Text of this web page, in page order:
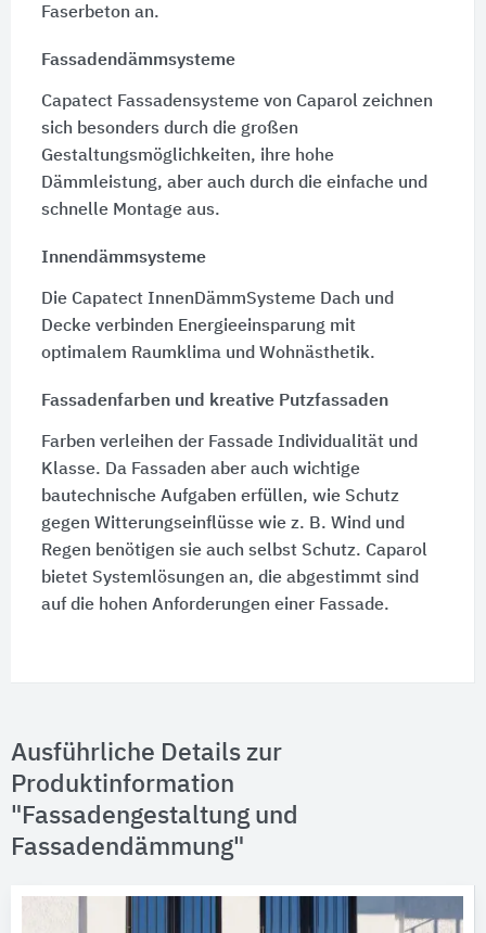
Faserbeton an.
Fassadendämmsysteme
Capatect Fassadensysteme von Caparol zeichnen
sich besonders durch die großen
Gestaltungsmöglichkeiten, ihre hohe
Dämmleistung, aber auch durch die einfache und
schnelle Montage aus.
Innendämmsysteme
Die Capatect InnenDämmSysteme Dach und
Decke verbinden Energieeinsparung mit
optimalem Raumklima und Wohnästhetik.
Fassadenfarben und kreative Putzfassaden
Farben verleihen der Fassade Individualität und
Klasse. Da Fassaden aber auch wichtige
bautechnische Aufgaben erfüllen, wie Schutz
gegen Witterungseinflüsse wie z. B. Wind und
Regen benötigen sie auch selbst Schutz. Caparol
bietet Systemlösungen an, die abgestimmt sind
auf die hohen Anforderungen einer Fassade.
Ausführliche Details zur
Produktinformation
"Fassadengestaltung und
Fassadendämmung"